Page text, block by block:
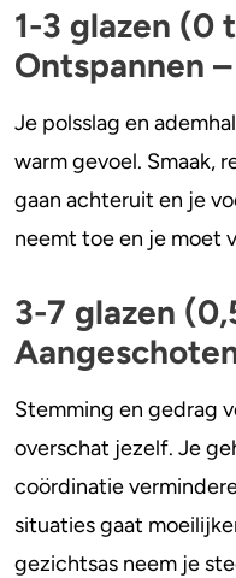
Alcohol en
Test jezelf
1-3 glazen (0
Ontspannen
Je polsslag en
warm gevoel. Smaak,
gaan achteruit en je
neemt toe en je moet
3-7 glazen
Stemming en gedrag
overschat jezelf. Je
coördinatie
situaties gaat
gezichtsas neem je